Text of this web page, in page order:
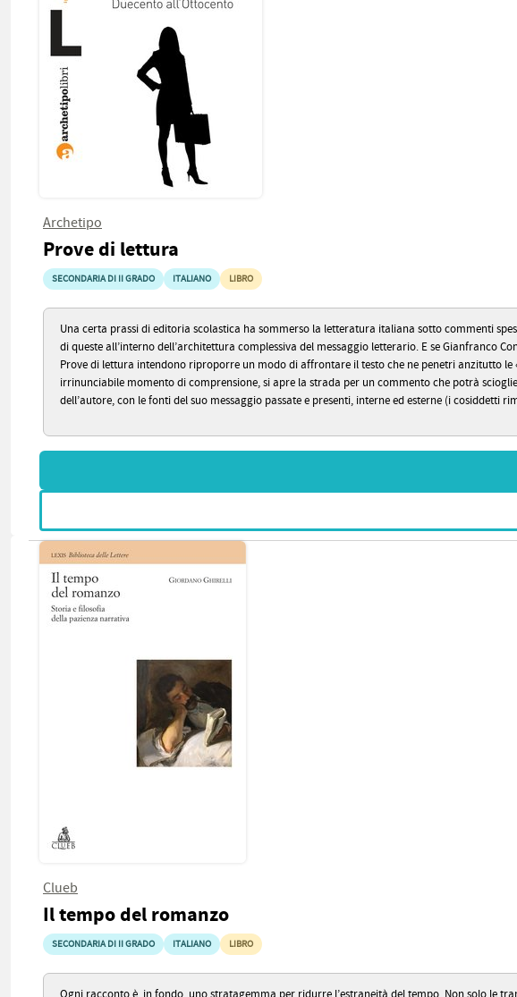
Archetipo
Prove di lettura
SECONDARIA DI II GRADO ITALIANO LIBRO
Una certa prassi di editoria scolastica ha sommerso la letteratura italiana sotto commenti
di queste all’interno dell’architettura complessiva del messaggio letterario. E se Gianfranco
Prove di lettura intendono riproporre un modo di affrontare il testo che ne penetri anzitutto
irrinunciabile momento di comprensione, si apre la strada per un commento che potrà
dell’autore, con le fonti del suo messaggio passate e presenti, interne ed esterne (i cosiddetti
Clueb
Il tempo del romanzo
SECONDARIA DI II GRADO ITALIANO LIBRO